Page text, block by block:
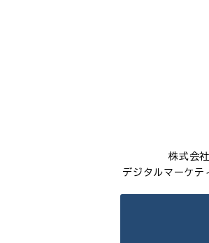
株式会
デジタルマーケテ